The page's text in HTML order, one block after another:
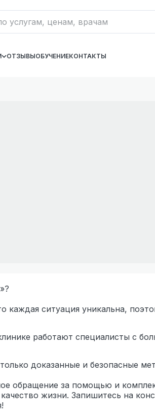
ОТЗЫВЫОБУЧЕНИЕКОНТАКТЫ
каждая ситуация уникальна,
работают специалисты с
доказанные и безопасные
обращение за помощью и
жизни. Запишитесь на